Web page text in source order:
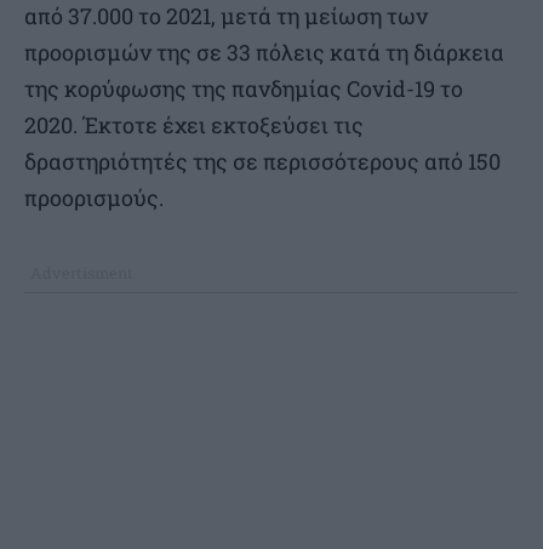
από 37.000 το 2021, μετά τη μείωση των
προορισμών της σε 33 πόλεις κατά τη διάρκεια
της κορύφωσης της πανδημίας Covid-19 το
2020. Έκτοτε έχει εκτοξεύσει τις
δραστηριότητές της σε περισσότερους από 150
προορισμούς.